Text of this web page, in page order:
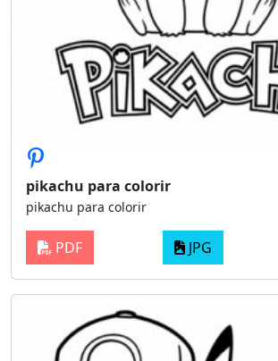
pikachu para colorir
pikachu para colorir
PDF JPG